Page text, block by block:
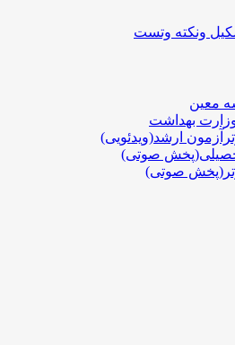
ونکته وتست
معین
وزارت بهداشت
ارشد(ویدئویی)
صوتی)
صوتی)